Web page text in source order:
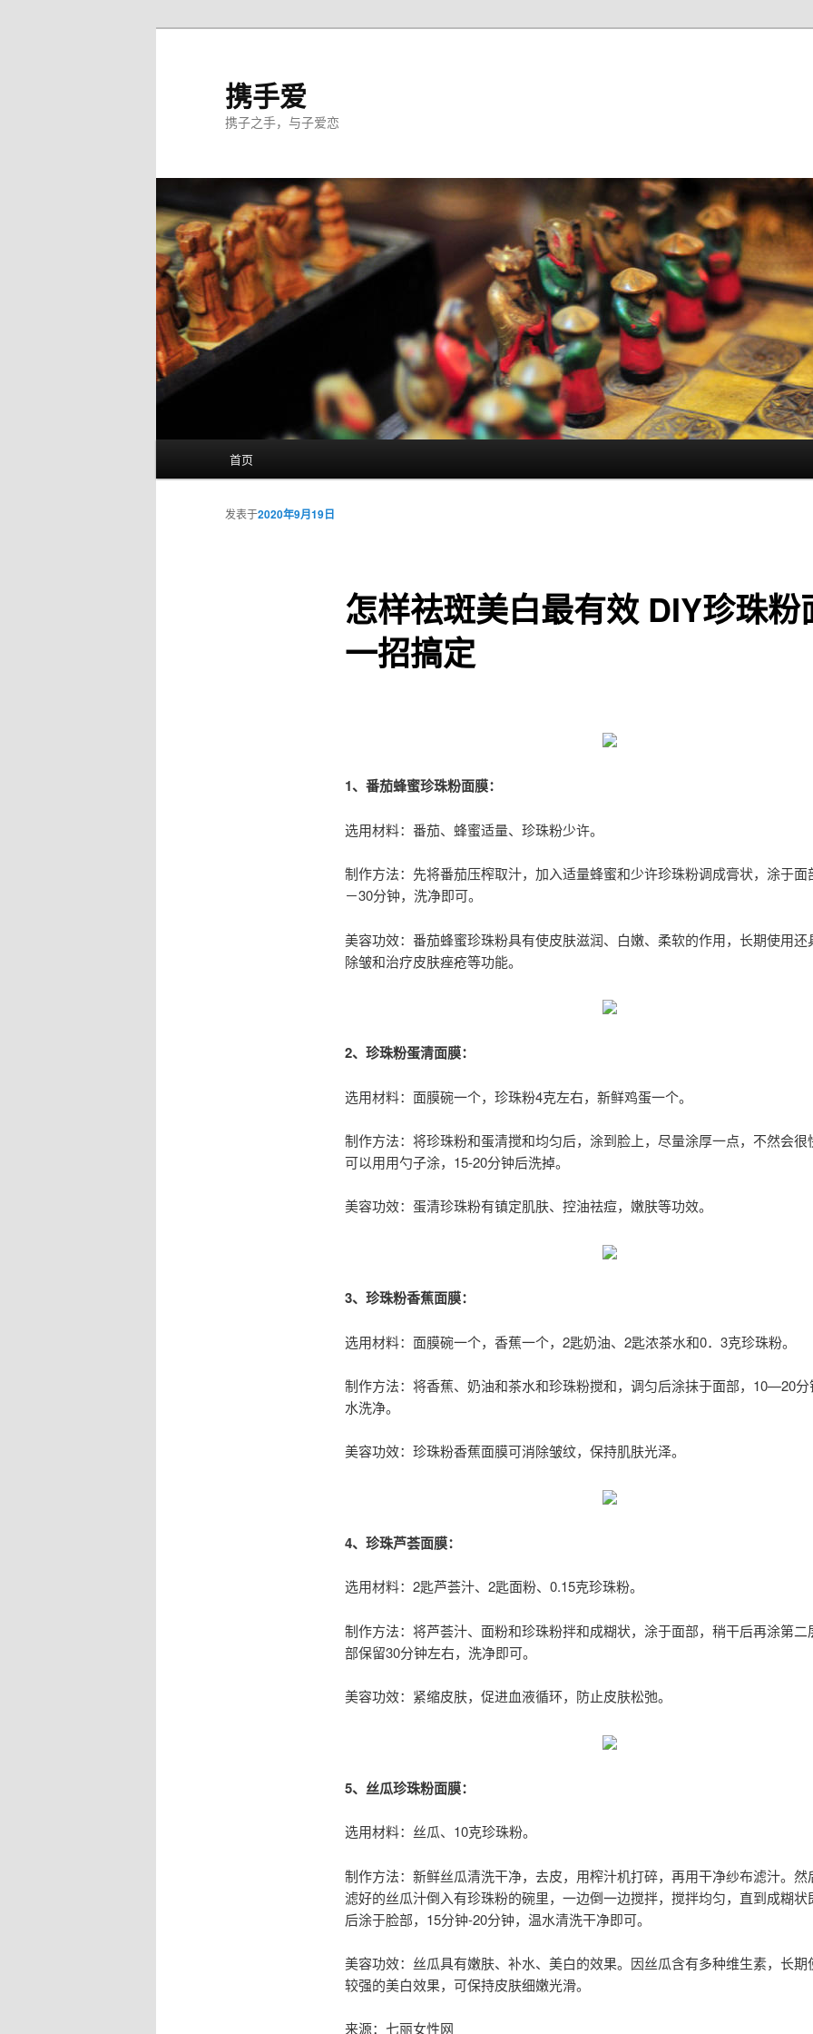
携手爱
携子之手，与子爱恋
首页
怎样祛斑美白最有效 DIY珍珠粉
一招搞定
发表于2020年9月19日
1、番茄蜂蜜珍珠粉面膜：
选用材料：番茄、蜂蜜适量、珍珠粉少许。
制作方法：先将番茄压榨取汁，加入适量蜂蜜和少许珍珠粉调成膏状，涂于面
－30分钟，洗净即可。
美容功效：番茄蜂蜜珍珠粉具有使皮肤滋润、白嫩、柔软的作用，长期使用还
除皱和治疗皮肤痤疮等功能。
2、珍珠粉蛋清面膜：
选用材料：面膜碗一个，珍珠粉4克左右，新鲜鸡蛋一个。
制作方法：将珍珠粉和蛋清搅和均匀后，涂到脸上，尽量涂厚一点，不然会很
可以用用勺子涂，15-20分钟后洗掉。
美容功效：蛋清珍珠粉有镇定肌肤、控油祛痘，嫩肤等功效。
3、珍珠粉香蕉面膜：
选用材料：面膜碗一个，香蕉一个，2匙奶油、2匙浓茶水和0．3克珍珠粉。
制作方法：将香蕉、奶油和茶水和珍珠粉搅和，调匀后涂抹于面部，10—20
水洗净。
美容功效：珍珠粉香蕉面膜可消除皱纹，保持肌肤光泽。
4、珍珠芦荟面膜：
选用材料：2匙芦荟汁、2匙面粉、0.15克珍珠粉。
制作方法：将芦荟汁、面粉和珍珠粉拌和成糊状，涂于面部，稍干后再涂第二
部保留30分钟左右，洗净即可。
美容功效：紧缩皮肤，促进血液循环，防止皮肤松弛。
5、丝瓜珍珠粉面膜：
选用材料：丝瓜、10克珍珠粉。
制作方法：新鲜丝瓜清洗干净，去皮，用榨汁机打碎，再用干净纱布滤汁。然
滤好的丝瓜汁倒入有珍珠粉的碗里，一边倒一边搅拌，搅拌均匀，直到成糊状
后涂于脸部，15分钟-20分钟，温水清洗干净即可。
美容功效：丝瓜具有嫩肤、补水、美白的效果。因丝瓜含有多种维生素，长期
较强的美白效果，可保持皮肤细嫩光滑。
来源：七丽女性网